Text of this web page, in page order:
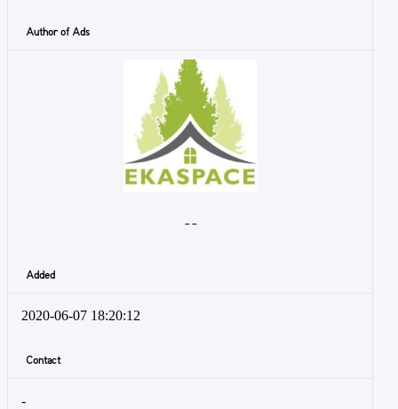
Author of Ads
- -
Added
2020-06-07 18:20:12
Contact
-